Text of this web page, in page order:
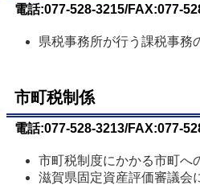
電話:077-528-3215/FAX:077-
県税事務所が行う課税事務
市町税制係
電話:077-528-3213/FAX:077-
市町税制度にかかる市町へ
滋賀県固定資産評価審議会